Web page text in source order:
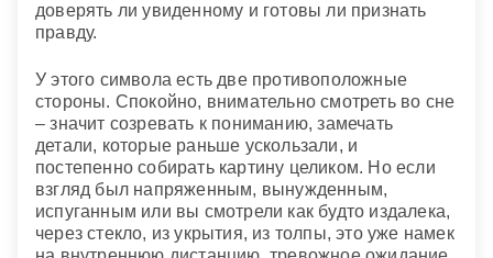
доверять ли увиденному и готовы ли признать
правду.
У этого символа есть две противоположные
стороны. Спокойно, внимательно смотреть во сне
– значит созревать к пониманию, замечать
детали, которые раньше ускользали, и
постепенно собирать картину целиком. Но если
взгляд был напряженным, вынужденным,
испуганным или вы смотрели как будто издалека,
через стекло, из укрытия, из толпы, это уже намек